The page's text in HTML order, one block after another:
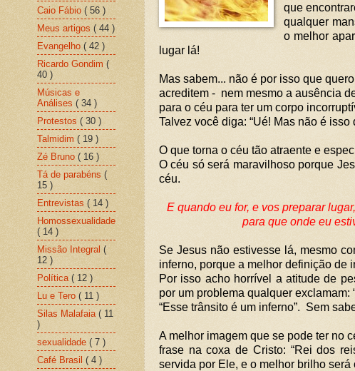
que
qualquer
o melhor
lugar lá!
Mas sabem... não é por isso que
acreditem - nem mesmo a ausência
para o céu para ter um corpo
Talvez você diga: “Ué! Mas não é
O que torna o céu tão atraente e
O céu só será maravilhoso porque
céu.
E quando eu for, e vos preparar
para que onde eu
Se Jesus não estivesse lá, mesmo
inferno, porque a melhor definição de
Por isso acho horrível a atitude de
por um problema qualquer exclamam:
“Esse trânsito é um inferno”. Sem
A melhor imagem que se pode ter no
frase na coxa de Cristo: “Rei dos
servida por Ele, e o melhor brilho será
Caio Fábio ( 56 )
Meus artigos ( 44 )
Evangelho ( 42 )
Ricardo Gondim (
40 )
Músicas e
Análises ( 34 )
Protestos ( 30 )
Talmidim ( 19 )
Zé Bruno ( 16 )
Tá de parabéns (
15 )
Entrevistas ( 14 )
Homossexualidade
( 14 )
Missão Integral (
12 )
Política ( 12 )
Lu e Tero ( 11 )
Silas Malafaia ( 11
)
sexualidade ( 7 )
Café Brasil ( 4 )